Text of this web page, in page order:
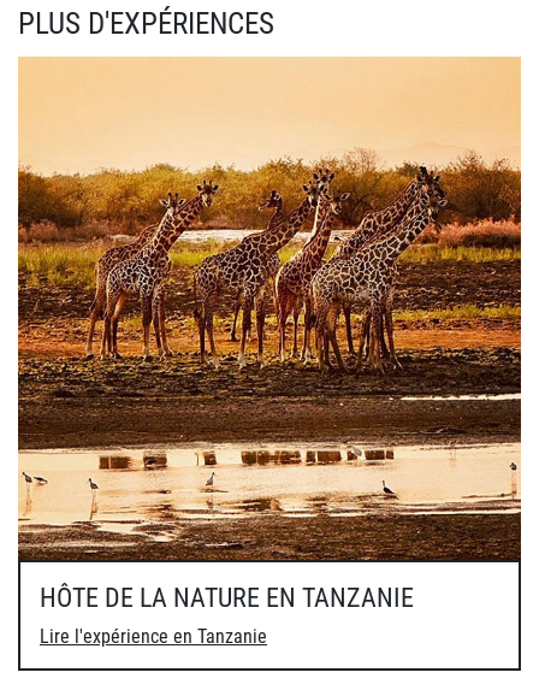
PLUS D'EXPÉRIENCES
HÔTE DE LA NATURE EN TANZANIE
Lire l'expérience en Tanzanie